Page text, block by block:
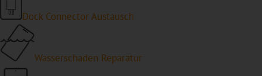
Dock Connector Austausch
Wasserschaden Reparatur